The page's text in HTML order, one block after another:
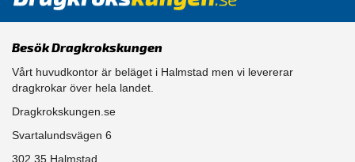
Besök Dragkrokskungen
Vårt huvudkontor är beläget i Halmstad men vi levererar
dragkrokar över hela landet.
Dragkrokskungen.se
Svartalundsvägen 6
302 35 Halmstad